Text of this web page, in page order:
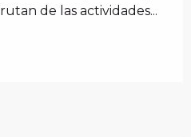
de las actividades...